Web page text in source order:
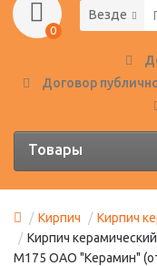
0
Везде
Договор
Товары
Кирпич Кирпич
Кирпич
М175 ОАО "Керамин"